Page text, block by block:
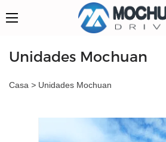
Unidades Mochuan
Casa > Unidades Mochuan